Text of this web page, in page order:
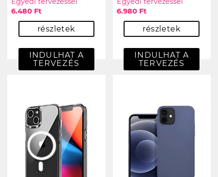
6.480 Ft
részletek
INDULHAT A
TERVEZÉS
6.980 Ft
részletek
INDULHAT A
TERVEZÉS